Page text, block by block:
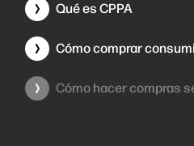
Qué es CPPA
Cómo hacer compras